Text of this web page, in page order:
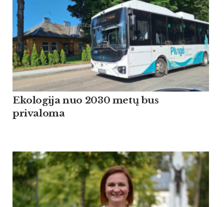
Ekologija nuo 2030 metų bus
privaloma